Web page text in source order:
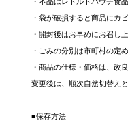
・袋が破損すると商品にカ
・開封後はお早めにお召し
・ごみの分別は市町村の定
・商品の仕様・価格は、改
変更後は、順次自然切替えと
■保存方法